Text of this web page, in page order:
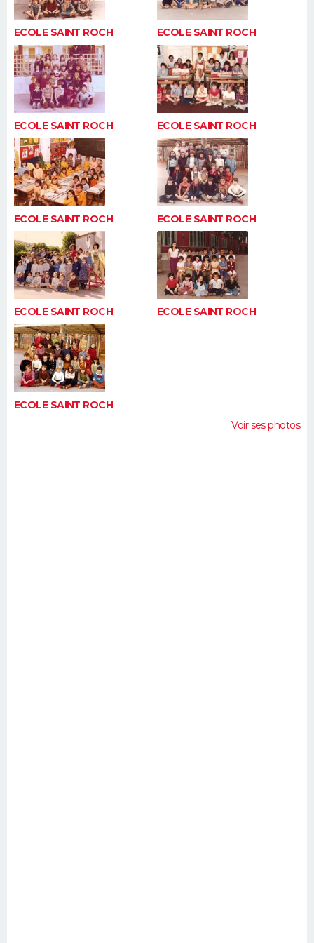
ECOLE SAINT ROCH ECOLE SAINT ROCH
ECOLE SAINT ROCH ECOLE SAINT ROCH
ECOLE SAINT ROCH ECOLE SAINT ROCH
ECOLE SAINT ROCH ECOLE SAINT ROCH
ECOLE SAINT ROCH
Voir ses photos